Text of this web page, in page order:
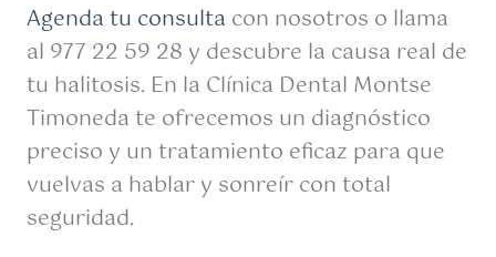
Agenda tu consulta con nosotros o llama
al 977 22 59 28 y descubre la causa real de
tu halitosis. En la Clínica Dental Montse
Timoneda te ofrecemos un diagnóstico
preciso y un tratamiento eficaz para que
vuelvas a hablar y sonreír con total
seguridad.